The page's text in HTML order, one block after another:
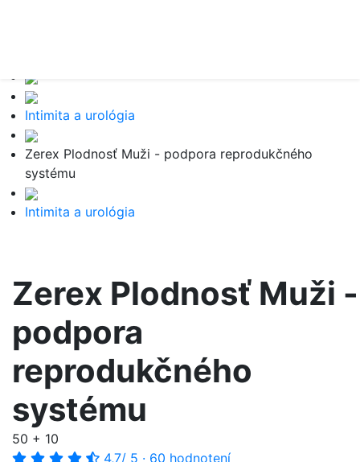
Intimita a urológia
Zerex Plodnosť Muži - podpora reprodukčného
systému
Intimita a urológia
Zerex Plodnosť Muži -
podpora
reprodukčného
systému
50 + 10
4,7/ 5 · 60 hodnotení